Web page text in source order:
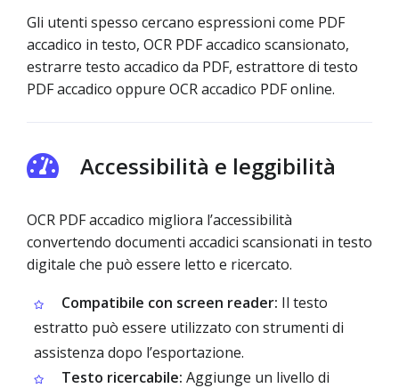
Gli utenti spesso cercano espressioni come PDF
accadico in testo, OCR PDF accadico scansionato,
estrarre testo accadico da PDF, estrattore di testo
PDF accadico oppure OCR accadico PDF online.
Accessibilità e leggibilità
OCR PDF accadico migliora l’accessibilità
convertendo documenti accadici scansionati in testo
digitale che può essere letto e ricercato.
Compatibile con screen reader: Il testo
estratto può essere utilizzato con strumenti di
assistenza dopo l’esportazione.
Testo ricercabile: Aggiunge un livello di